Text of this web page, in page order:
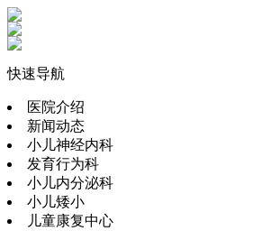
快速导航
医院介绍
新闻动态
小儿神经内科
发育行为科
小儿内分泌科
小儿矮小
儿童康复中心